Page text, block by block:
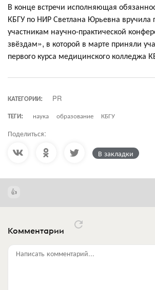
В конце встречи исполняющая
КБГУ по НИР Светлана Юрьевна вручила
участникам научно-практической
звёздам», в которой в марте приняли
первого курса медицинского колледжа
КАТЕГОРИИ:
PR
ТЕГИ:
наука образование КБГУ
Поделиться:
В закладки
Комментарии
Написать комментарий...